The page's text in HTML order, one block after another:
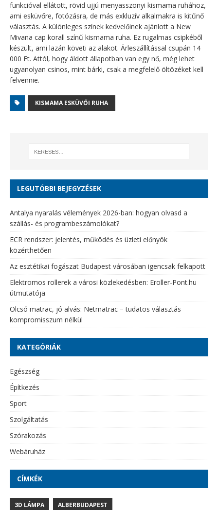
funkcióval ellátott, rövid ujjú menyasszonyi kismama ruhához,
ami esküvőre, fotózásra, de más exkluzív alkalmakra is kitűnő
választás. A különleges színek kedvelőinek ajánlott a New
Mivana cap korall színű kismama ruha. Ez rugalmas csipkéből
készült, ami lazán követi az alakot. Árleszállítással csupán 14
000 Ft. Attól, hogy áldott állapotban van egy nő, még lehet
ugyanolyan csinos, mint bárki, csak a megfelelő öltözéket kell
felvennie.
KISMAMA ESKÜVŐI RUHA
LEGUTÓBBI BEJEGYZÉSEK
Antalya nyaralás vélemények 2026-ban: hogyan olvasd a
szállás- és programbeszámolókat?
ECR rendszer: jelentés, működés és üzleti előnyök
közérthetően
Az esztétikai fogászat Budapest városában igencsak felkapott
Elektromos rollerek a városi közlekedésben: Eroller-Pont.hu
útmutatója
Olcsó matrac, jó alvás: Netmatrac – tudatos választás
kompromisszum nélkül
KATEGÓRIÁK
Egészség
Építkezés
Sport
Szolgáltatás
Szórakozás
Webáruház
CÍMKÉK
3D LÁMPA ALBERBUDAPEST